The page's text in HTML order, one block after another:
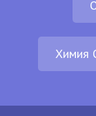
Химия